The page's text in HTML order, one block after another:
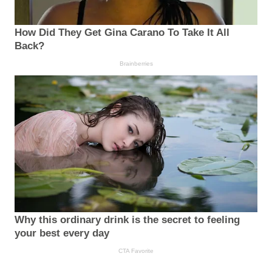
How Did They Get Gina Carano To Take It All
Back?
Brainberries
Why this ordinary drink is the secret to feeling
your best every day
CTA Favorite